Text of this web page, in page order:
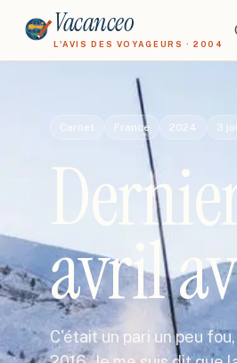
Vacanceo
L'AVIS DES VOYAGEURS · 2004
Carnet France 2024 3
avril
C'était un pari un peu